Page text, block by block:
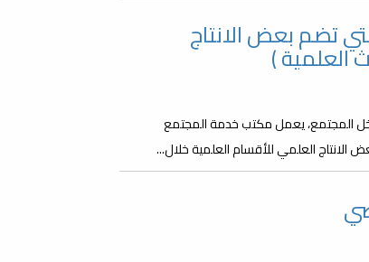
تضم بعض الانتاج
العلمية )
المجتمع، يعمل مكتب خدمة المجتمع
الانتاج العلمي للأقسام العلمية خلال...